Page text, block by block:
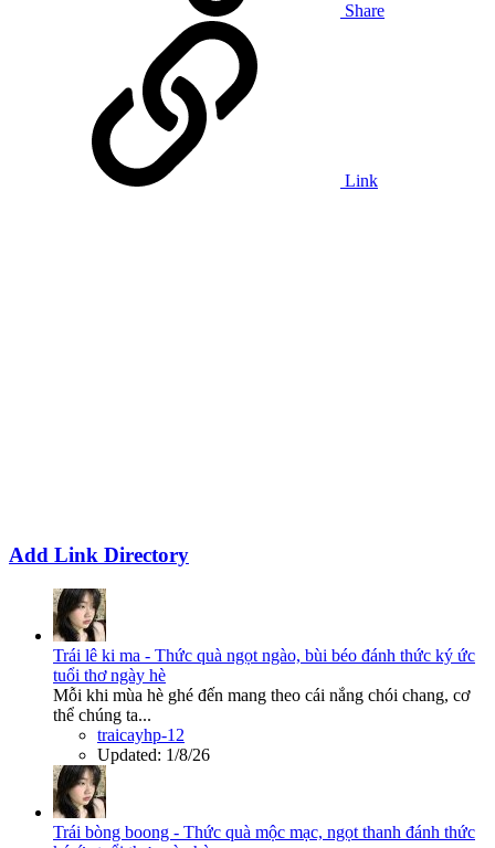
Share
Link
Add Link Directory
Trái lê ki ma - Thức quà ngọt ngào, bùi béo đánh thức ký ức
tuổi thơ ngày hè
Mỗi khi mùa hè ghé đến mang theo cái nắng chói chang, cơ
thể chúng ta...
traicayhp-12
Updated: 1/8/26
Trái bòng boong - Thức quà mộc mạc, ngọt thanh đánh thức